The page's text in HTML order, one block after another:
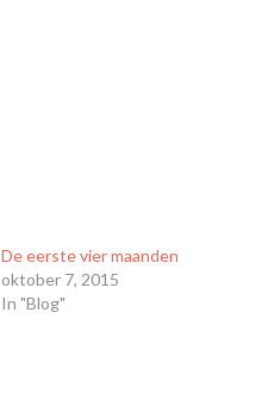
De eerste vier maanden
oktober 7, 2015
In "Blog"